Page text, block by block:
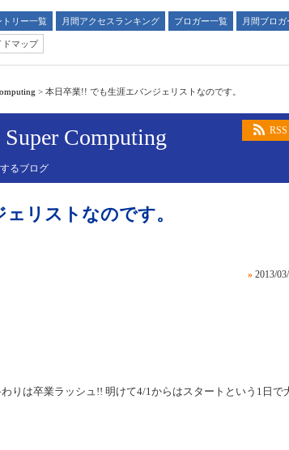
トリー一覧 月間アクセスランキング ブロガー一覧
月間ブロ
ドマップ
> 本日卒業!! でも生涯エバンジェリストなのです。
RSS
Computing
るブログ
リストなのです。
» 2013/
りは卒業ラッシュ!! 明けて4/1からはスタートという1日で